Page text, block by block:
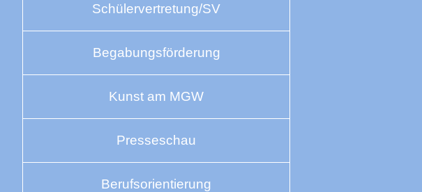
Schülervertretung/SV
Begabungsförderung
Kunst am MGW
Presseschau
Berufsorientierung